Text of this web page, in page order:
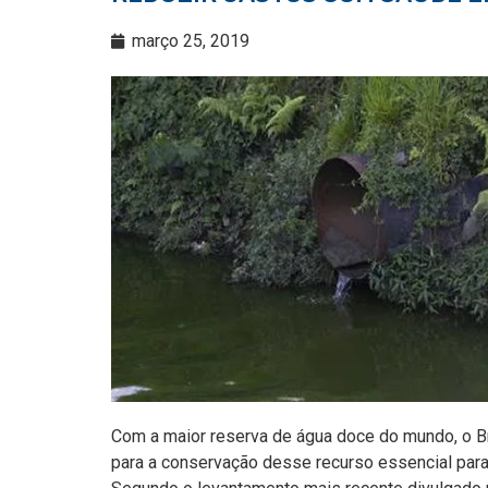
março 25, 2019
Com a maior reserva de água doce do mundo, o
para a conservação desse recurso essencial